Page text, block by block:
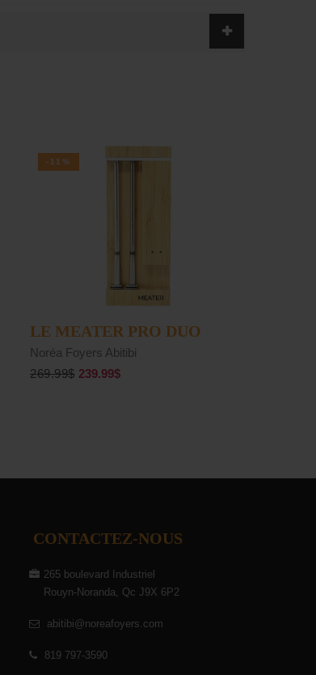
-11%
AJOUTER AU PANIER
LE MEATER PRO DUO
Noréa Foyers Abitibi
269.99$ 239.99$
CONTACTEZ-NOUS
265 boulevard Industriel
Rouyn-Noranda, Qc J9X 6P2
abitibi@noreafoyers.com
819 797-3590